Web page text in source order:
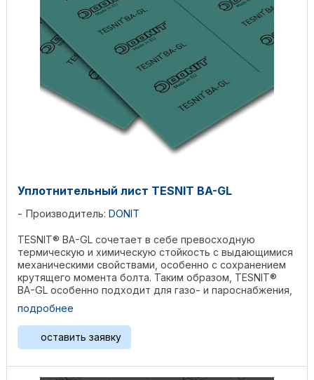
Уплотнительный лист TESNIT BA-GL
Производитель: DONIT
TESNIT® BA-GL сочетает в себе превосходную
термическую и химическую стойкость с выдающимися
механическими свойствами, особенно с сохранением
крутящего момента болта. Таким образом, TESNIT®
BA-GL особенно подходит для газо- и пароснабжения,
систем ...
подробнее
оставить заявку